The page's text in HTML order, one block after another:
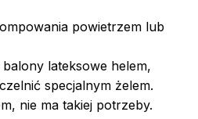
powietrzem lub
lateksowe helem,
specjalnym żelem.
nie ma takiej potrzeby.